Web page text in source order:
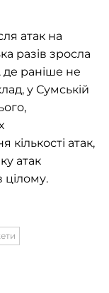
атак на
разів зросла
де раніше не
у Сумській
кількості атак,
атак
цілому.